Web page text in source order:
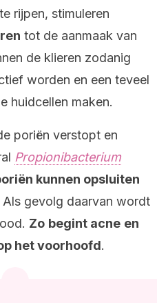
rijpen, stimuleren
tot de aanmaak van
de klieren zodanig
worden en een teveel
huidcellen maken.
poriën verstopt en
Propionibacterium
kunnen opsluiten
Als gevolg daarvan wordt
Zo begint acne en
het voorhoofd.